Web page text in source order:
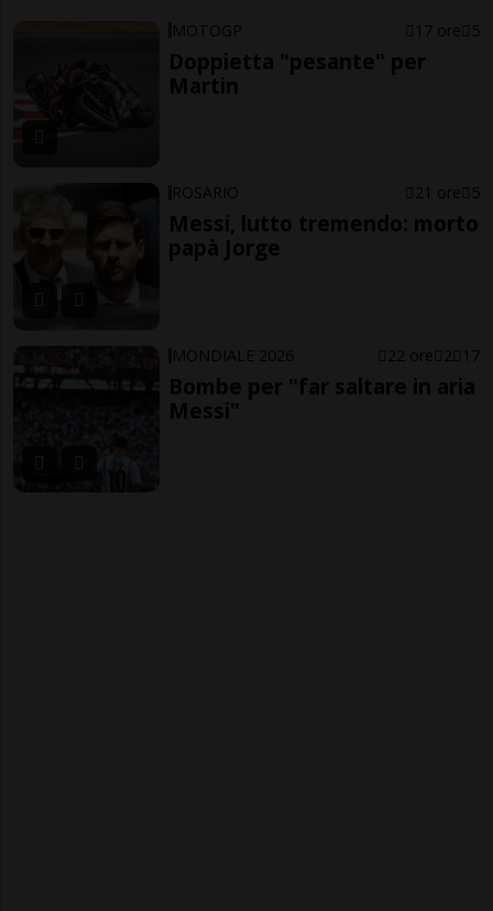
MOTOGP 17 ore 5
Doppietta "pesante" per
Martin
ROSARIO 21 ore 5
Messi, lutto tremendo: morto
papà Jorge
MONDIALE 2026 22 ore 2 17
Bombe per "far saltare in aria
Messi"